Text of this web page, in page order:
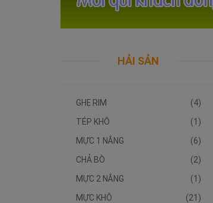
HẢI SẢN
(4)
GHẸ RIM
(1)
TÉP KHÔ
(6)
MỰC 1 NẮNG
(2)
CHẢ BÒ
(1)
MỰC 2 NẮNG
(21)
MỰC KHÔ